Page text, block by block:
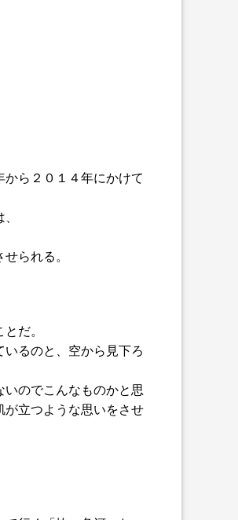
ら２０１４年にかけて
られる。
だ。
るのと、空から見下ろ
いのでこんなものかと思
が立つような思いをさせ